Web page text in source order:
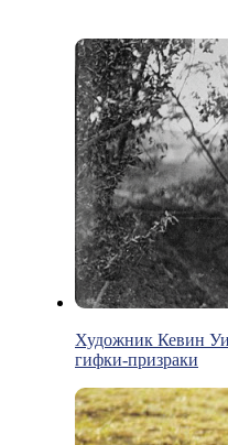
Художник Кевин
гифки-призраки